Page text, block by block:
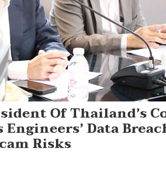
Of Thailand’s
Data
Risks